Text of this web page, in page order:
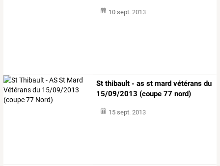
10 sept. 2013
St thibault - as st mard vétérans du
15/09/2013 (coupe 77 nord)
15 sept. 2013